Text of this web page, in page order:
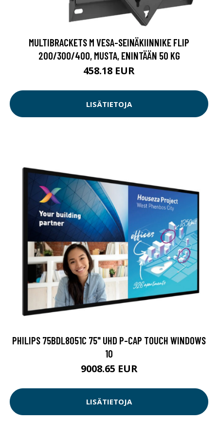
MULTIBRACKETS M VESA-SEINÄKIINNIKE FLIP
200/300/400, MUSTA, ENINTÄÄN 50 KG
458.18 EUR
LISÄTIETOJA
PHILIPS 75BDL8051C 75" UHD P-CAP TOUCH WINDOWS
10
9008.65 EUR
LISÄTIETOJA